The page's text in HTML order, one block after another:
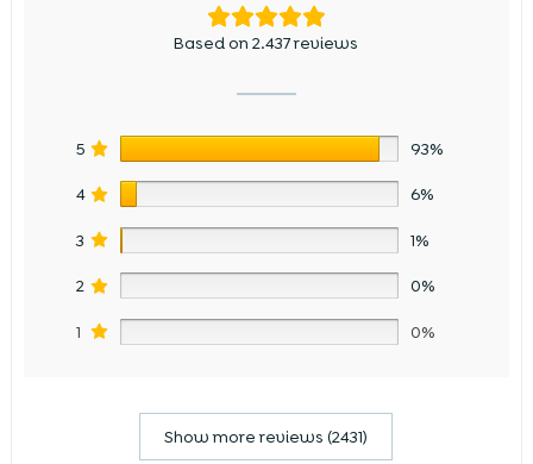
Based on 2.437 reviews
5 93%
4 6%
3 1%
2 0%
1 0%
Show more reviews (2431)